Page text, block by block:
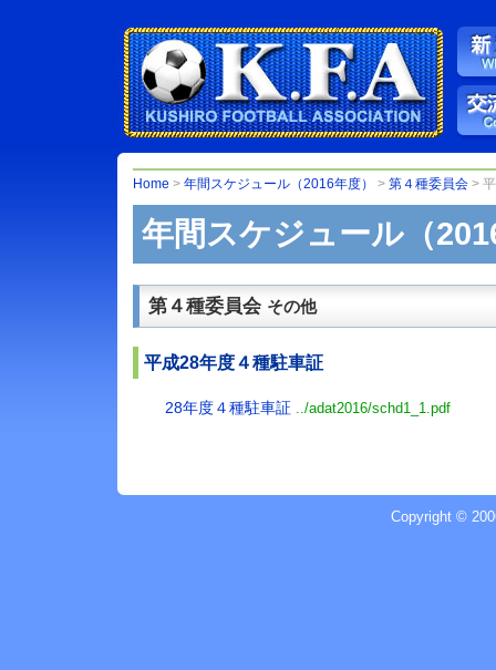
Home >年間スケジュール（2016年度） >第４種委員会 >
年間スケジュール（
第４種委員会 その他
平成28年度４種駐車証
28年度４種駐車証 ../adat2016/schd1_1.pdf
Copyright ©